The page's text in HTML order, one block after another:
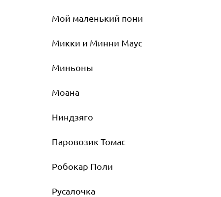
Мой маленький пони
Микки и Минни Маус
Миньоны
Моана
Ниндзяго
Паровозик Томас
Робокар Поли
Русалочка